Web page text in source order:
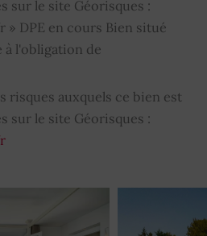
sur le site Géorisques :
» DPE en cours Bien situé
à l'obligation de
risques auxquels ce bien est
sur le site Géorisques :